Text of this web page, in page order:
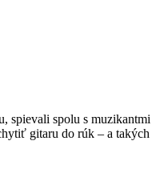
spievali spolu s
gitaru do rúk – a